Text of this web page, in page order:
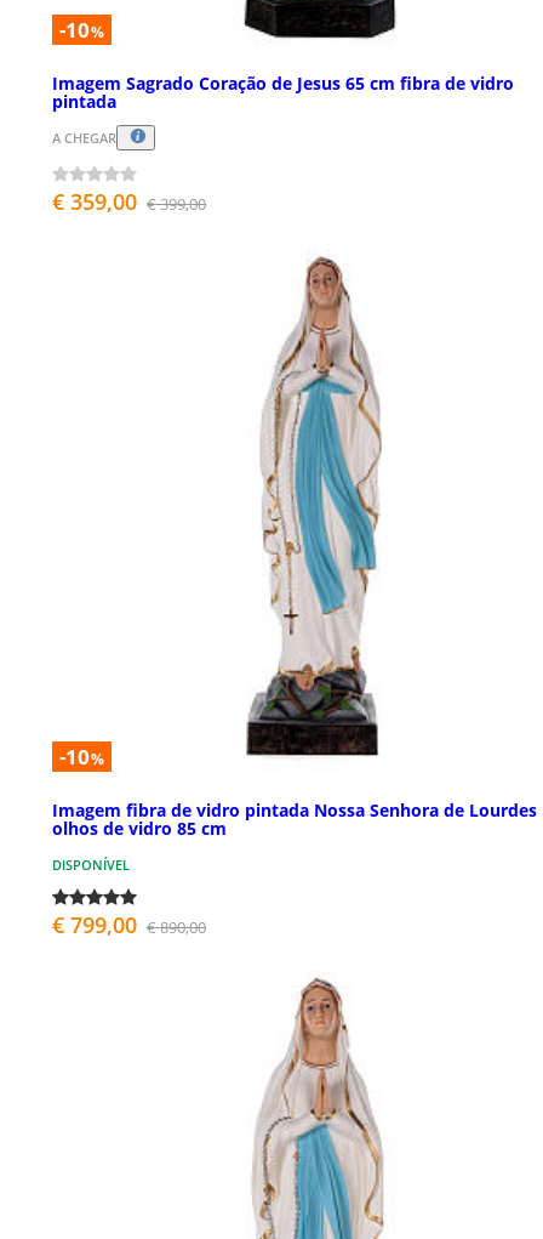
-10%
Imagem Sagrado Coração de Jesus 65 cm fibra de vidro
pintada
A CHEGAR
€ 359,00 € 399,00
-10%
Imagem fibra de vidro pintada Nossa Senhora de Lourdes
olhos de vidro 85 cm
DISPONÍVEL
€ 799,00 € 890,00